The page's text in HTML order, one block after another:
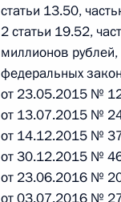
Федеральный
О внесении
юрисдикции в
26 июля 2026 года
статьи 13.50,
2 статьи 19.52,
миллионов
федеральных
от 23.05.2015 №
от 13.07.2015 №
от 14.12.2015 №
от 30.12.2015 №
от 23.06.2016 №